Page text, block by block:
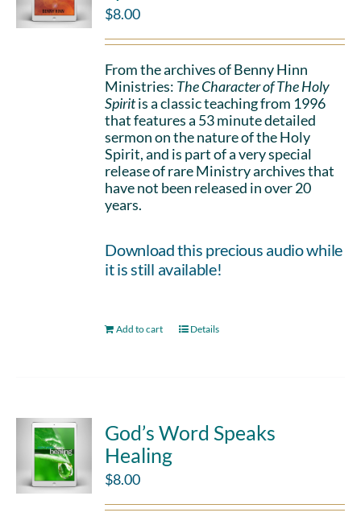
$8.00
From the archives of Benny Hinn
Ministries: The Character of The Holy
Spiritis a classic teaching from 1996
that features a 53 minute detailed
sermon on the nature of the Holy
Spirit, and is part of a very special
release of rare Ministry archives that
have not been released in over 20
years.
Download this precious audio while
it is still available!
Add to cart Details
God’s Word Speaks
Healing
$8.00